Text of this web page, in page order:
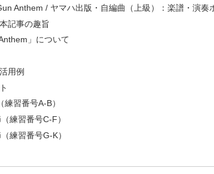
Anthem / ヤマハ出版・自編曲（上級）：楽譜・演奏
記事の趣旨
」について
用例
練習番号A-B）
練習番号C-F）
練習番号G-K）